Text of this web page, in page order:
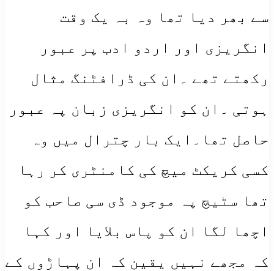
سے بھر دیا تھا وہ بہ یک وقت
انگریزی اور اردو ادب پر عبور
رکھتے تھے ۔ان کی ڈرافٹنگ مثال
ہوتی ۔ان کو انگریزی زبان پہ عبور
حاصل تھا۔ایک بار چترال میں وہ
کسی کریکٹ میچ کی کامنٹری کر رہا
تھا سٹیچ پہ موجود ڈی سی صاحب کو
اچھا لگا ان کو پاس بلایا اور کہا
کہ مجھے نہیں یقین کہ ان پہاڑوں کے